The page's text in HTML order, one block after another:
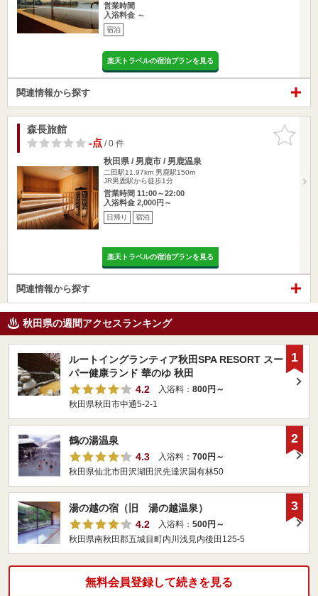
営業時間
入浴料金 ～
宿泊
楽天トラベルの宿泊プランを見る
関連情報から探す
お気に入
りに追加
森長旅館
-点/ 0 件
秋田県 / 男鹿市 / 男鹿温泉
二田駅11.97km 男鹿駅150m
JR男鹿駅から徒歩1分
営業時間 11:00～22:00
入浴料金 2,000円～
日帰り 宿泊
楽天トラベルの宿泊プランを見る
関連情報から探す
秋田県の週間アクセスランキング
ルートイングランティア秋田SPA RESORT スー
パー健康ランド 華のゆ 秋田
4.2
入浴料： 800円～
秋田県秋田市中通5-2-1
1
鶴の湯温泉
4.3
入浴料： 700円～
秋田県仙北市田沢湖田沢先達沢国有林50
2
湯の越の宿（旧 湯の越温泉）
4.2
入浴料： 500円～
秋田県南秋田郡五城目町内川浅見内後田125-5
3
無料会員登録して続きを見る